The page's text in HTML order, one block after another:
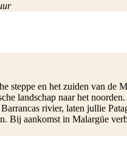
steppe en het zuiden van
landschap naar het
rivier, laten jullie
Bij aankomst in Malargüe